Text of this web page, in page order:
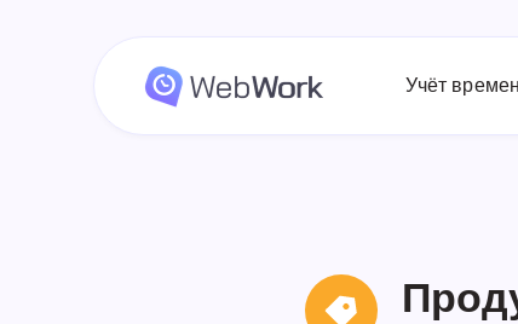
Учёт